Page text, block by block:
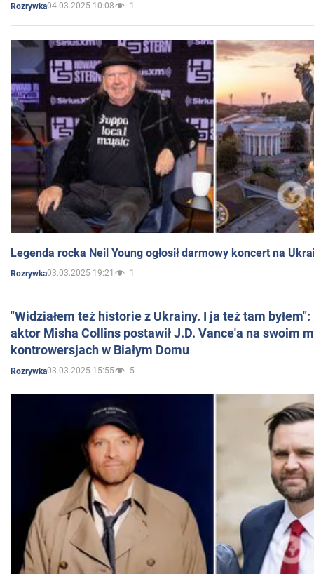
Rozrywka04.03.2025 10:08 1
Legenda rocka Neil Young ogłosił darmowy koncert na
Rozrywka03.03.2025 19:21 1
"Widziałem też historie z Ukrainy. I ja też tam
aktor Misha Collins postawił J.D. Vance'a na swoim
kontrowersjach w Białym Domu
Rozrywka03.03.2025 15:55 5